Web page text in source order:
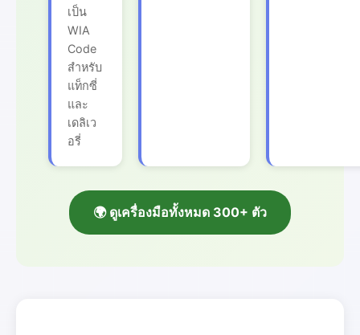
เป็น
WIA
Code
สำหรับ
แท็กซี่
และ
เดลิเว
อรี่
🌍 ดูเครื่องมือทั้งหมด 300+ ตัว